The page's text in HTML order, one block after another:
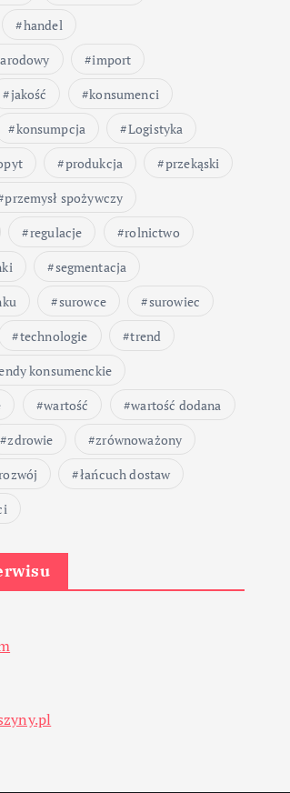
handel
import
jakość
konsumenci
konsumpcja
Logistyka
produkcja
przekąski
przemysł spożywczy
regulacje
rolnictwo
segmentacja
surowce
surowiec
technologie
trend
konsumenckie
wartość
wartość dodana
zdrowie
zrównoważony
łańcuch dostaw